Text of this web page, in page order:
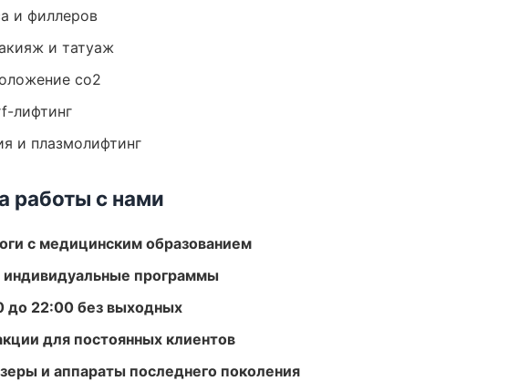
и филлеров
и татуаж
co2
лифтинг
и плазмолифтинг
работы с нами
с медицинским образованием
программы
до 22:00 без выходных
для постоянных клиентов
и аппараты последнего поколения